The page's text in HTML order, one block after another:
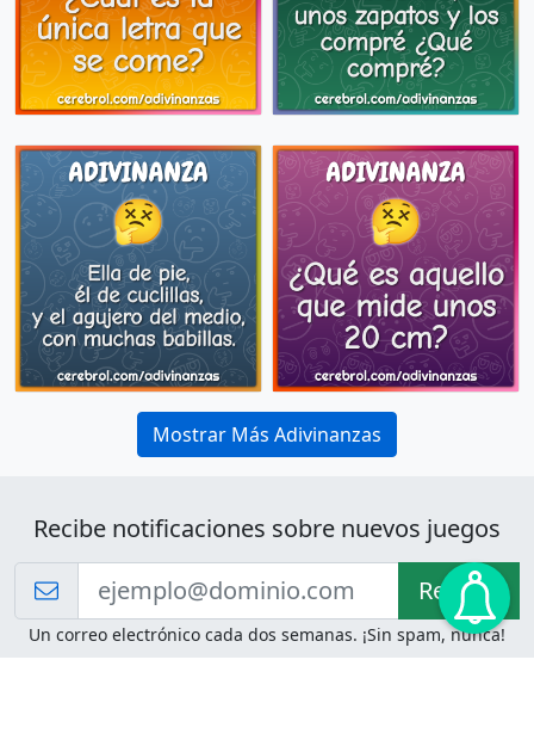
Mostrar Más Adivinanzas
Recibe notificaciones sobre nuevos juegos
Recibir!
Un correo electrónico cada dos semanas. ¡Sin spam, nunca!